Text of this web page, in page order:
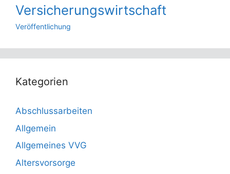
Versicherungswirtschaft
Veröffentlichung
Kategorien
Abschlussarbeiten
Allgemein
Allgemeines VVG
Altersvorsorge